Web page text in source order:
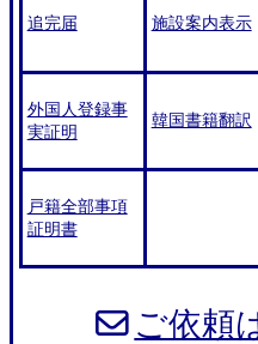
追完届 施設案内表示
外国人登録事
実証明
韓国書籍翻訳
戸籍全部事項
証明書
ご依頼